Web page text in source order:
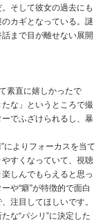
そして彼女の過去にも
カギとなっている。謎
まで目が離せない展開
素直に嬉しかったで
な」というところで撮
でふざけられるし、暴
によりフォーカスを当て
すくなっていて、視聴
しんでもらえると思っ
や“癖”が特徴的で面白
注目してほしいです。
な“パシリ”に決定した